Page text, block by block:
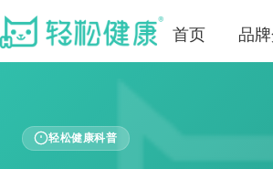
首页 品
轻松健康科普